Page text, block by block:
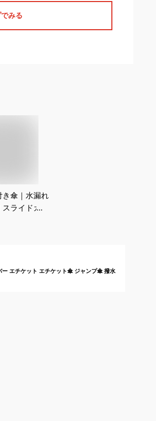
みる
き傘｜水漏れ
ライドカバ
エチケット エチケット傘 ジャンプ傘 撥水